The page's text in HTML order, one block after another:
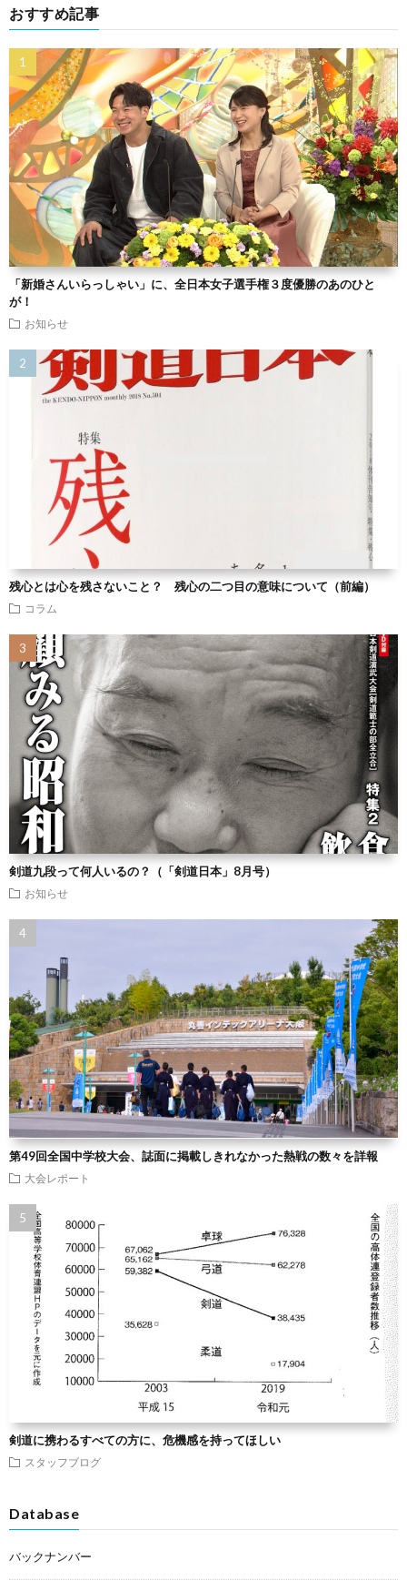
おすすめ記事
「新婚さんいらっしゃい」に、全日本女子選手権３度優勝のあのひと
が！
お知らせ
残心とは心を残さないこと？ 残心の二つ目の意味について（前編）
コラム
剣道九段って何人いるの？（「剣道日本」8月号）
お知らせ
第49回全国中学校大会、誌面に掲載しきれなかった熱戦の数々を詳報
大会レポート
剣道に携わるすべての方に、危機感を持ってほしい
スタッフブログ
Database
バックナンバー